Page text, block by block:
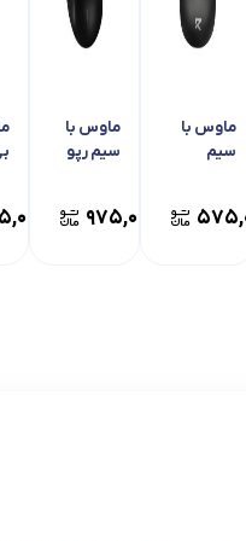
ماوس با
سیم
4062
ماوس با
سیم رپو
۹۷۵,۰۰۰